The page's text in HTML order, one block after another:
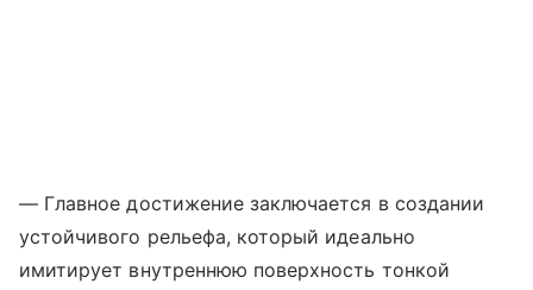
— Главное достижение заключается в создании
устойчивого рельефа, который идеально
имитирует внутреннюю поверхность тонкой